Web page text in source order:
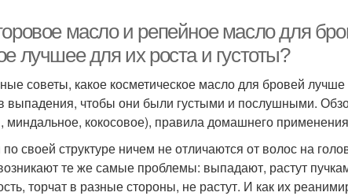
масло и репейное масло для
лучшее для их роста и густоты?
советы, какое косметическое масло для бровей
выпадения, чтобы они были густыми и послушными.
миндальное, кокосовое), правила домашнего
своей структуре ничем не отличаются от волос на
те же самые проблемы: выпадают, растут
торчат в разные стороны, не растут. И как их